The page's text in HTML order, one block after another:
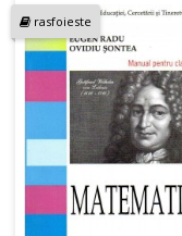
rasfoieste